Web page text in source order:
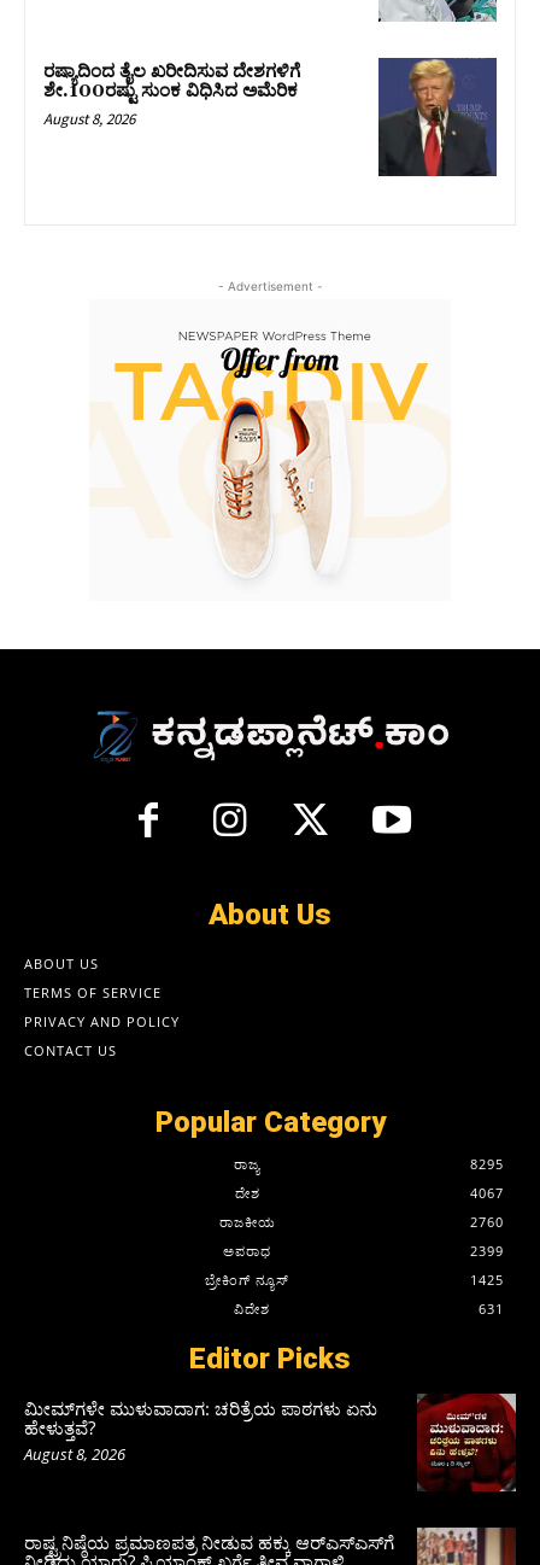
ರಷ್ಯಾದಿಂದ ತೈಲ ಖರೀದಿಸುವ ದೇಶಗಳಿಗೆ
ಶೇ.100ರಷ್ಟು ಸುಂಕ ವಿಧಿಸಿದ ಅಮೆರಿಕ
August 8, 2026
- Advertisement -
About Us
ABOUT US
TERMS OF SERVICE
PRIVACY AND POLICY
CONTACT US
Popular Category
ರಾಜ್ಯ
8295
ದೇಶ
4067
ರಾಜಕೀಯ
2760
ಅಪರಾಧ
2399
ಬ್ರೇಕಿಂಗ್ ನ್ಯೂಸ್
1425
ವಿದೇಶ
631
Editor Picks
ಮೀಮ್‌ಗಳೇ ಮುಳುವಾದಾಗ: ಚರಿತ್ರೆಯ ಪಾಠಗಳು ಏನು
ಹೇಳುತ್ತವೆ?
August 8, 2026
ರಾಷ್ಟ್ರನಿಷ್ಠೆಯ ಪ್ರಮಾಣಪತ್ರ ನೀಡುವ ಹಕ್ಕು ಆರ್‌ಎಸ್‌ಎಸ್‌ಗೆ